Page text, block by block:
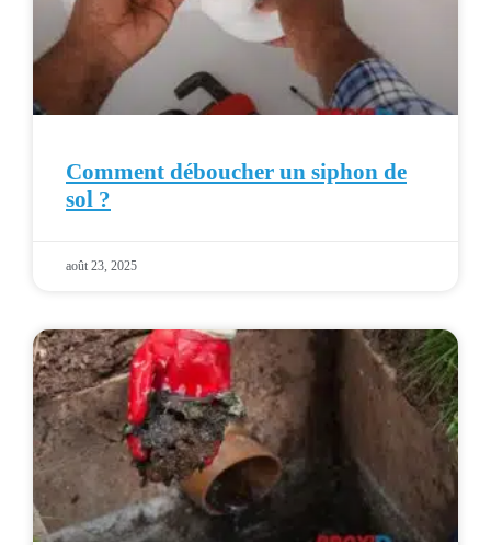
Comment déboucher un siphon de
sol ?
août 23, 2025